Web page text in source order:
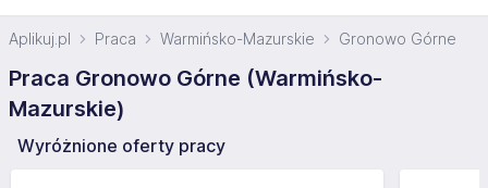
Aplikuj.pl Praca Warmińsko-Mazurskie Gronowo Górne
Praca Gronowo Górne (Warmińsko-
Mazurskie)
Wyróżnione oferty pracy